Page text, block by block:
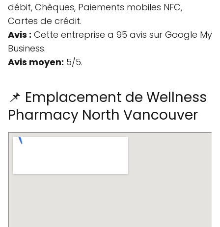
débit, Chèques, Paiements mobiles NFC,
Cartes de crédit.
Avis : Cette entreprise a 95 avis sur Google My
Business.
Avis moyen: 5/5.
📌 Emplacement de Wellness
Pharmacy North Vancouver